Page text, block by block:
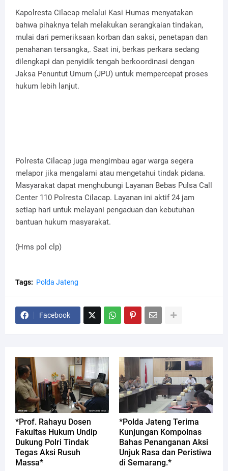
Kapolresta Cilacap melalui Kasi Humas menyatakan
bahwa pihaknya telah melakukan serangkaian tindakan,
mulai dari pemeriksaan korban dan saksi, penetapan dan
penahanan tersangka,. Saat ini, berkas perkara sedang
dilengkapi dan penyidik tengah berkoordinasi dengan
Jaksa Penuntut Umum (JPU) untuk mempercepat proses
hukum lebih lanjut.
Polresta Cilacap juga mengimbau agar warga segera
melapor jika mengalami atau mengetahui tindak pidana.
Masyarakat dapat menghubungi Layanan Bebas Pulsa Call
Center 110 Polresta Cilacap. Layanan ini aktif 24 jam
setiap hari untuk melayani pengaduan dan kebutuhan
bantuan hukum masyarakat.
(Hms pol clp)
Tags: Polda Jateng
Facebook
*Prof. Rahayu Dosen
Fakultas Hukum Undip
Dukung Polri Tindak
Tegas Aksi Rusuh
Massa*
*Polda Jateng Terima
Kunjungan Kompolnas
Bahas Penanganan Aksi
Unjuk Rasa dan Peristiwa
di Semarang.*